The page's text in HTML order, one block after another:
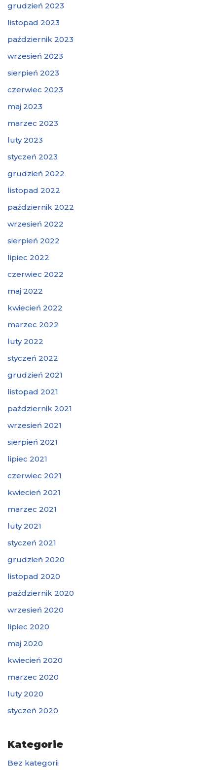
grudzień 2023
listopad 2023
październik 2023
wrzesień 2023
sierpień 2023
czerwiec 2023
maj 2023
marzec 2023
luty 2023
styczeń 2023
grudzień 2022
listopad 2022
październik 2022
wrzesień 2022
sierpień 2022
lipiec 2022
czerwiec 2022
maj 2022
kwiecień 2022
marzec 2022
luty 2022
styczeń 2022
grudzień 2021
listopad 2021
październik 2021
wrzesień 2021
sierpień 2021
lipiec 2021
czerwiec 2021
kwiecień 2021
marzec 2021
luty 2021
styczeń 2021
grudzień 2020
listopad 2020
październik 2020
wrzesień 2020
lipiec 2020
maj 2020
kwiecień 2020
marzec 2020
luty 2020
styczeń 2020
Kategorie
Bez kategorii